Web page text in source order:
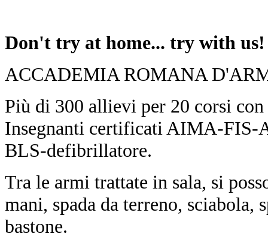
Don't try at home... try with us!
ACCADEMIA ROMANA
Più di 300 allievi per 20 corsi con
Insegnanti certificati AIMA-FIS-
BLS-defibrillatore.
Tra le armi trattate in sala, si
mani, spada da terreno, sciabola,
bastone.